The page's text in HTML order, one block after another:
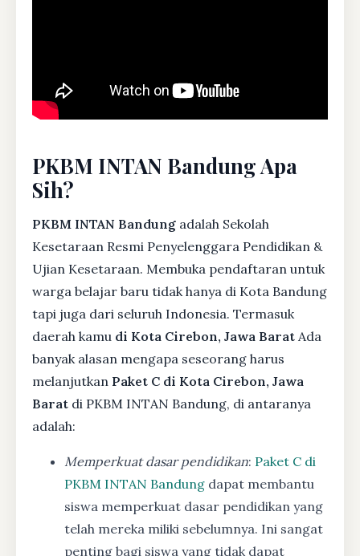
PKBM INTAN Bandung Apa
Sih?
PKBM INTAN Bandung adalah Sekolah
Kesetaraan Resmi Penyelenggara Pendidikan &
Ujian Kesetaraan. Membuka pendaftaran untuk
warga belajar baru tidak hanya di Kota Bandung
tapi juga dari seluruh Indonesia. Termasuk
daerah kamu di Kota Cirebon, Jawa Barat Ada
banyak alasan mengapa seseorang harus
melanjutkan Paket C di Kota Cirebon, Jawa
Barat di PKBM INTAN Bandung, di antaranya
adalah:
Memperkuat dasar pendidikan: Paket C di
PKBM INTAN Bandung dapat membantu
siswa memperkuat dasar pendidikan yang
telah mereka miliki sebelumnya. Ini sangat
penting bagi siswa yang tidak dapat